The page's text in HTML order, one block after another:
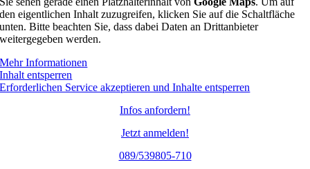
den eigentlichen Inhalt zuzugreifen, klicken Sie auf die Schaltfläche
unten. Bitte beachten Sie, dass dabei Daten an Drittanbieter
weitergegeben werden.
Mehr Informationen
Inhalt entsperren
Erforderlichen Service akzeptieren und Inhalte entsperren
Infos anfordern!
Jetzt anmelden!
089/539805-710